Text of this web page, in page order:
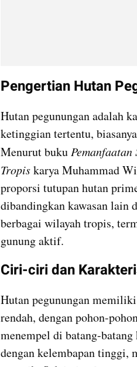
Pengertian Hutan
Hutan pegunungan adalah
ketinggian tertentu,
Menurut buku
Tropis karya Muhammad
proporsi tutupan hutan
dibandingkan kawasan lain
berbagai wilayah tropis,
gunung aktif.
Ciri-ciri dan
Hutan pegunungan
rendah, dengan pohon-
menempel di batang-
dengan kelembapan tinggi,